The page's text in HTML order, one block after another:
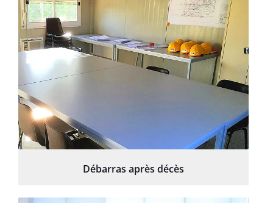
Débarras après décès